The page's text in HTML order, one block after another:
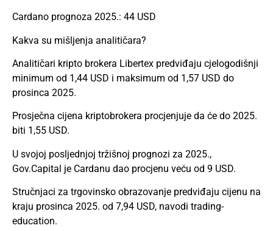
Cardano prognoza 2025.: 44 USD
Kakva su mišljenja analitičara?
Analitičari kripto brokera Libertex predviđaju cjelogodišnji
minimum od 1,44 USD i maksimum od 1,57 USD do
prosinca 2025.
Prosječna cijena kriptobrokera procjenjuje da će do 2025.
biti 1,55 USD.
U svojoj posljednjoj tržišnoj prognozi za 2025.,
Gov.Capital je Cardanu dao procjenu veću od 9 USD.
Stručnjaci za trgovinsko obrazovanje predviđaju cijenu na
kraju prosinca 2025. od 7,94 USD, navodi trading-
education.